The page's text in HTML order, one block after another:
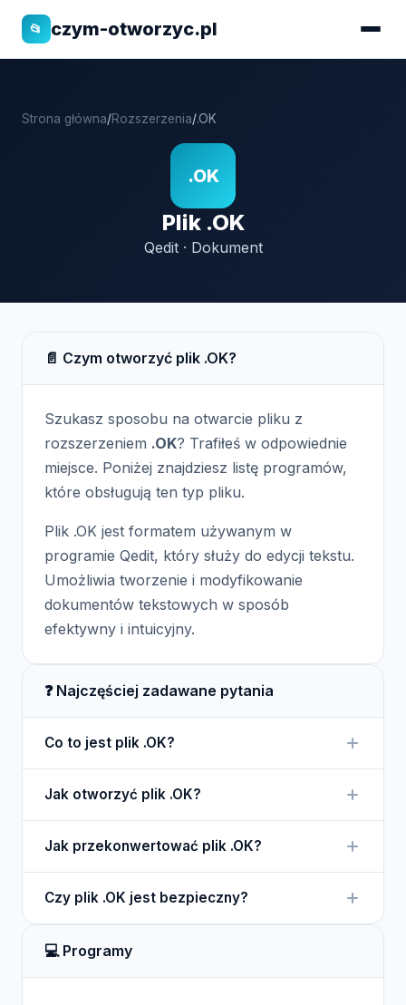
📂 czym-otworzyc.pl
Strona główna/Rozszerzenia/.OK
.OK
Plik .OK
Qedit · Dokument
📄 Czym otworzyć plik .OK?
Szukasz sposobu na otwarcie pliku z
rozszerzeniem .OK? Trafiłeś w odpowiednie
miejsce. Poniżej znajdziesz listę programów,
które obsługują ten typ pliku.
Plik .OK jest formatem używanym w
programie Qedit, który służy do edycji tekstu.
Umożliwia tworzenie i modyfikowanie
dokumentów tekstowych w sposób
efektywny i intuicyjny.
❓ Najczęściej zadawane pytania
Co to jest plik .OK?
używany w edytorze Qedit. Służy do
przechowywania i edytowania tekstów.
Jak otworzyć plik .OK?
lub innego edytora tekstu, który obsługuje ten
format.
Jak przekonwertować plik .OK?
tekstowy przy użyciu funkcji eksportu w edytorze
Qedit lub używając specjalnych narzędzi do
konwersji plików.
Czy plik .OK jest bezpieczny?
pochodzi z zaufanego źródła. Zawsze warto
skanować pliki w poszukiwaniu wirusów przed ich
💻 Programy